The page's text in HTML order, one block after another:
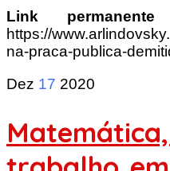
Link
https://
na-praca-publica-
Dez 17 2020